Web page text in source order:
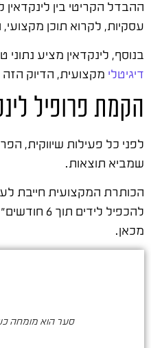
ההבדל הקריטי בין
עסקיות, לקרוא תוכן
בנוסף, לינקדאין מציע
דיגיטלי מקצועית, הדיוק
הקמת פרופיל
לפני כל פעילות שיווקית,
שמביא תוצאות.
להכפיל לידים תוך 6 חודשים". קטע ה-About הוא מקום לספר את הסיפור – מה אתה עושה, למי אתה עוזר, ומה מייחד אותך.
מכאן.
סער הוא מומחה